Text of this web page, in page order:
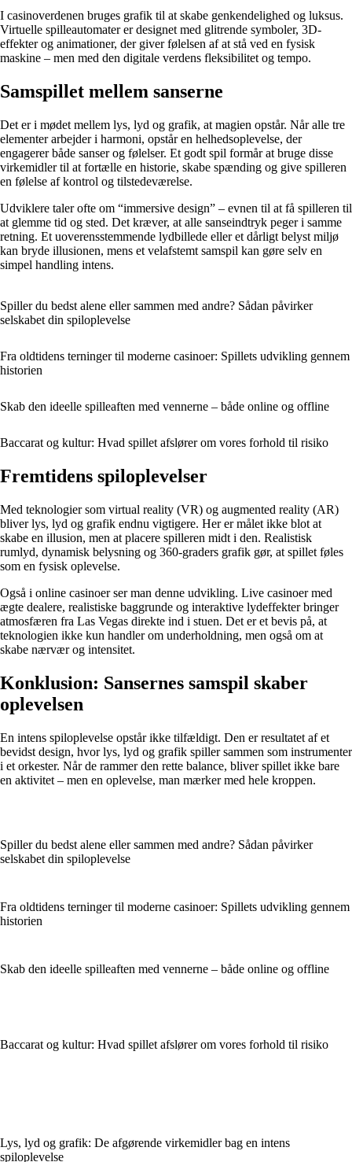
I casinoverdenen bruges grafik til at skabe genkendelighed og luksus.
Virtuelle spilleautomater er designet med glitrende symboler, 3D-
effekter og animationer, der giver følelsen af at stå ved en fysisk
maskine – men med den digitale verdens fleksibilitet og tempo.
Samspillet mellem sanserne
Det er i mødet mellem lys, lyd og grafik, at magien opstår. Når alle tre
elementer arbejder i harmoni, opstår en helhedsoplevelse, der
engagerer både sanser og følelser. Et godt spil formår at bruge disse
virkemidler til at fortælle en historie, skabe spænding og give spilleren
en følelse af kontrol og tilstedeværelse.
Udviklere taler ofte om “immersive design” – evnen til at få spilleren til
at glemme tid og sted. Det kræver, at alle sanseindtryk peger i samme
retning. Et uoverensstemmende lydbillede eller et dårligt belyst miljø
kan bryde illusionen, mens et velafstemt samspil kan gøre selv en
simpel handling intens.
Spiller du bedst alene eller sammen med andre? Sådan påvirker
selskabet din spiloplevelse
Fra oldtidens terninger til moderne casinoer: Spillets udvikling gennem
historien
Skab den ideelle spilleaften med vennerne – både online og offline
Baccarat og kultur: Hvad spillet afslører om vores forhold til risiko
Fremtidens spiloplevelser
Med teknologier som virtual reality (VR) og augmented reality (AR)
bliver lys, lyd og grafik endnu vigtigere. Her er målet ikke blot at
skabe en illusion, men at placere spilleren midt i den. Realistisk
rumlyd, dynamisk belysning og 360-graders grafik gør, at spillet føles
som en fysisk oplevelse.
Også i online casinoer ser man denne udvikling. Live casinoer med
ægte dealere, realistiske baggrunde og interaktive lydeffekter bringer
atmosfæren fra Las Vegas direkte ind i stuen. Det er et bevis på, at
teknologien ikke kun handler om underholdning, men også om at
skabe nærvær og intensitet.
Konklusion: Sansernes samspil skaber
oplevelsen
En intens spiloplevelse opstår ikke tilfældigt. Den er resultatet af et
bevidst design, hvor lys, lyd og grafik spiller sammen som instrumenter
i et orkester. Når de rammer den rette balance, bliver spillet ikke bare
en aktivitet – men en oplevelse, man mærker med hele kroppen.
Spiller du bedst alene eller sammen med andre? Sådan påvirker
selskabet din spiloplevelse
Fra oldtidens terninger til moderne casinoer: Spillets udvikling gennem
historien
Skab den ideelle spilleaften med vennerne – både online og offline
Baccarat og kultur: Hvad spillet afslører om vores forhold til risiko
Lys, lyd og grafik: De afgørende virkemidler bag en intens
spiloplevelse